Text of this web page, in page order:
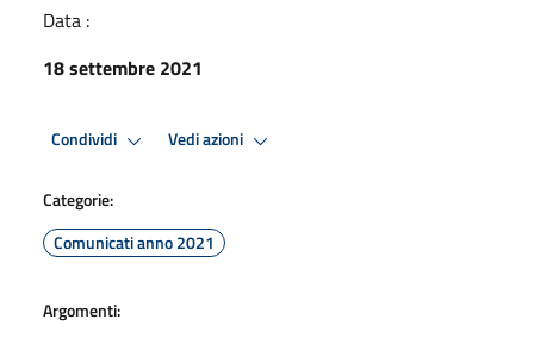
Data :
18 settembre 2021
Condividi Vedi azioni
Categorie:
Comunicati anno 2021
Argomenti: